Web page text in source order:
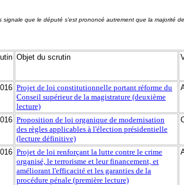
signale que le député s'est prononcé autrement que la majorité
Objet du scrutin
Projet de loi constitutionnelle portant réforme du
Conseil supérieur de la magistrature (deuxième
lecture)
Proposition de loi organique de modernisation
des règles applicables à l'élection présidentielle
(lecture définitive)
Projet de loi renforçant la lutte contre le crime
organisé, le terrorisme et leur financement, et
améliorant l'efficacité et les garanties de la
procédure pénale (première lecture)